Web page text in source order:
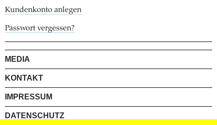
Kundenkonto anlegen
Passwort vergessen?
MEDIA
KONTAKT
IMPRESSUM
DATENSCHUTZ